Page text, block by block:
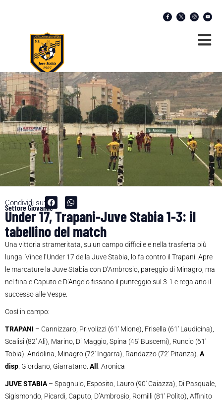
Condividi su:
Settore Giovanile
Under 17, Trapani-Juve Stabia 1-3: il
tabellino del match
Una vittoria strameritata, su un campo difficile e nella trasferta più
lunga. Vince l’Under 17 della Juve Stabia, lo fa contro il Trapani. Apre
le marcature la Juve Stabia con D’Ambrosio, pareggio di Minagro, ma
nel finale Caputo e D’Angelo fissano il punteggio sul 3-1 e regalano il
successo alle Vespe.
Così in campo:
TRAPANI – Cannizzaro, Privolizzi (61′ Mione), Frisella (61′ Laudicina),
Scalisi (82′ Ali), Marino, Di Maggio, Spina (45′ Buscemi), Runcio (61′
Tobia), Andolina, Minagro (72′ Ingarra), Randazzo (72′ Pitanza). A
disp . Giordano, Giarratano. All . Aronica
JUVE STABIA – Spagnulo, Esposito, Lauro (90′ Caiazza), Di Pasquale,
Sigismondo, Picardi, Caputo, D’Ambrosio, Romilli (81′ Polito), Affinito